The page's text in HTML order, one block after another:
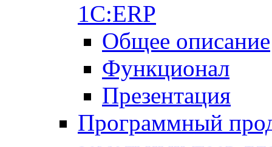
1С:ERP
Общее описание
Функционал
Презентация
Программный